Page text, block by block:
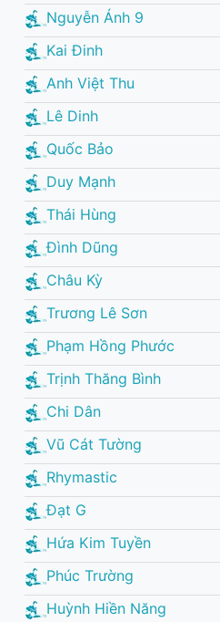
Nguyễn Ánh 9
Kai Đinh
Anh Việt Thu
Lê Dinh
Quốc Bảo
Duy Mạnh
Thái Hùng
Đình Dũng
Châu Kỳ
Trương Lê Sơn
Phạm Hồng Phước
Trịnh Thăng Bình
Chi Dân
Vũ Cát Tường
Rhymastic
Đạt G
Hứa Kim Tuyền
Phúc Trường
Huỳnh Hiền Năng